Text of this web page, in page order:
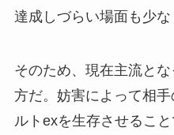
達成しづらい場面も少な
そのため、現在主流と
方だ。妨害によって相
ルトexを生存させるこ